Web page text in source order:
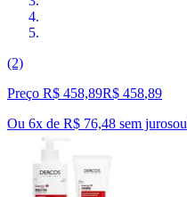
(2)
Preço R$ 458,89R$ 458,89
Ou 6x de R$ 76,48 sem jurosou